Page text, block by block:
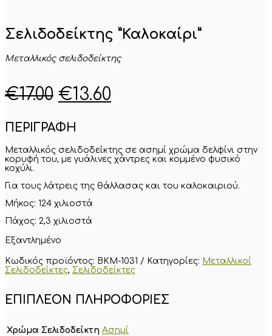
Σελιδοδείκτης ”Καλοκαίρι”
Μεταλλικός σελιδοδείκτης
€17.00 Original
was:
€17.00.
€13.60
είναι:
ΠΕΡΙΓΡΑΦΗ
Μεταλλικός σελιδοδείκτης σε ασημί χρώμα δελφίνι στην
κορυφή του, με γυάλινες χάντρες και κομμένο φυσικό
κοχύλι.
Για τους λάτρεις της θάλλασας και του καλοκαιριού.
Μήκος: 124 χιλιοστά
Πάχος: 2,3 χιλιοστά
Εξαντλημένο
Κωδικός προϊόντος: BKM-1031 Κατηγορίες: Μεταλλικοί
Σελιδοδείκτες, Σελιδοδείκτες
ΕΠΙΠΛΈΟΝ ΠΛΗΡΟΦΟΡΊΕΣ
Χρώμα Σελιδοδείκτη Ασημί